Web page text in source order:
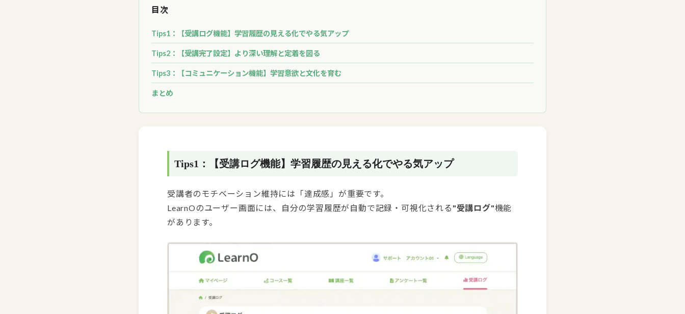
目次
Tips1：【受講ログ機能】学習履歴の見える化でやる気アップ
Tips2：【受講完了設定】より深い理解と定着を図る
Tips3：【コミュニケーション機能】学習意欲と文化を育む
まとめ
Tips1：【受講ログ機能】学習履歴の見える化でやる気アップ
受講者のモチベーション維持には「達成感」が重要です。
LearnOのユーザー画面には、自分の学習履歴が自動で記録・可視化される "受講ログ"機能
があります。